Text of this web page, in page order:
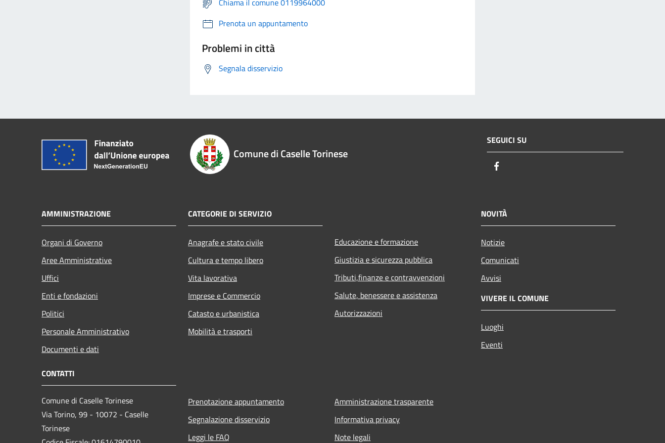
Prenota un appuntamento
Problemi in città
Segnala disservizio
Comune di Caselle Torinese
SEGUICI SU
AMMINISTRAZIONE
Organi di Governo
Aree Amministrative
Uffici
Enti e fondazioni
Politici
Personale Amministrativo
Documenti e dati
CATEGORIE DI SERVIZIO
Anagrafe e stato civile
Cultura e tempo libero
Vita lavorativa
Imprese e Commercio
Catasto e urbanistica
Mobilità e trasporti
Educazione e formazione
Giustizia e sicurezza pubblica
Tributi,finanze e contravvenzioni
Salute, benessere e assistenza
Autorizzazioni
NOVITÀ
Notizie
Comunicati
Avvisi
VIVERE IL COMUNE
Luoghi
Eventi
CONTATTI
Comune di Caselle Torinese
Via Torino, 99 - 10072 - Caselle
Torinese
Prenotazione appuntamento
Segnalazione disservizio
Leggi le FAQ
Amministrazione trasparente
Informativa privacy
Note legali